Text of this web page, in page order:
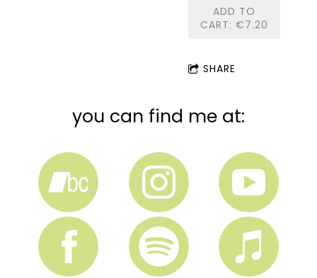
ADD TO
CART: €7.20
SHARE
you can find me at: